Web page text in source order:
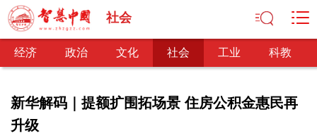
社会
经济 政治 文化 社会 工业 科教
经济
新华解码｜提额扩围拓场景 住房公积金惠民再
升级